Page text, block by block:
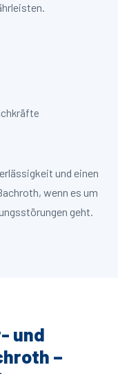
und einen
wenn es um
geht.
und
–